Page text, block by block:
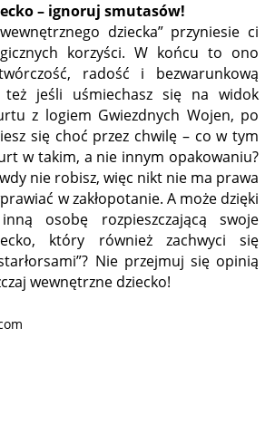
– ignoruj smutasów!
dziecka” przyniesie ci
korzyści. W końcu to ono
radość i bezwarunkową
też jeśli uśmiechasz się na widok
z logiem Gwiezdnych Wojen, po
się choć przez chwilę – co w tym
w takim, a nie innym opakowaniu?
nie robisz, więc nikt nie ma prawa
w zakłopotanie. A może dzięki
osobę rozpieszczającą swoje
który również zachwyci się
Nie przejmuj się opinią
wewnętrzne dziecko!